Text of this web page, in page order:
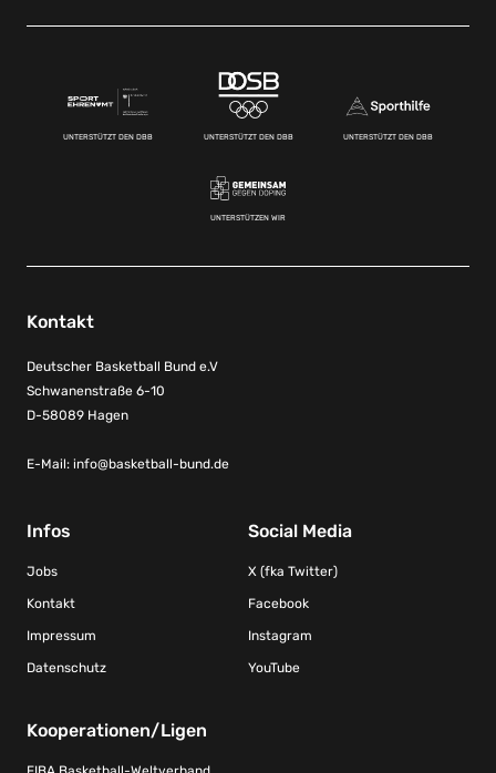
UNTERSTÜTZT DEN DBB UNTERSTÜTZT DEN DBB UNTERSTÜTZT DEN DBB
UNTERSTÜTZEN WIR
Kontakt
Deutscher Basketball Bund e.V
Schwanenstraße 6-10
D-58089 Hagen
E-Mail: info@basketball-bund.de
Infos
Jobs
Kontakt
Impressum
Datenschutz
Social Media
X (fka Twitter)
Facebook
Instagram
YouTube
Kooperationen/Ligen